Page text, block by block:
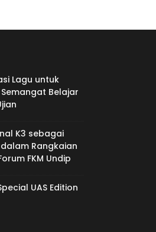
Lagu untuk
Belajar
K3 sebagai
Rangkaian
FKM Undip
UAS Edition